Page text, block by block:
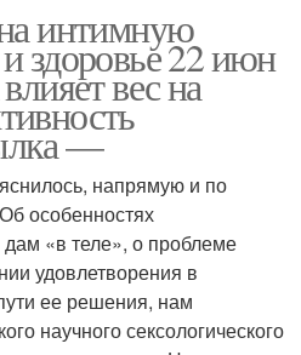
интимную
здоровье 22 июн
вес на
—
напрямую и по
особенностях
«в теле», о проблеме
удовлетворения в
ее решения, нам
научного сексологического